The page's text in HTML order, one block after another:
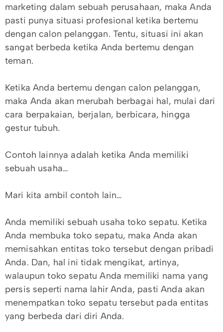
marketing dalam sebuah perusahaan, maka Anda
pasti punya situasi profesional ketika bertemu
dengan calon pelanggan. Tentu, situasi ini akan
sangat berbeda ketika Anda bertemu dengan
teman.
Ketika Anda bertemu dengan calon pelanggan,
maka Anda akan merubah berbagai hal, mulai dari
cara berpakaian, berjalan, berbicara, hingga
gestur tubuh.
Contoh lainnya adalah ketika Anda memiliki
sebuah usaha…
Mari kita ambil contoh lain…
Anda memiliki sebuah usaha toko sepatu. Ketika
Anda membuka toko sepatu, maka Anda akan
memisahkan entitas toko tersebut dengan pribadi
Anda. Dan, hal ini tidak mengikat, artinya,
walaupun toko sepatu Anda memiliki nama yang
persis seperti nama lahir Anda, pasti Anda akan
menempatkan toko sepatu tersebut pada entitas
yang berbeda dari diri Anda.